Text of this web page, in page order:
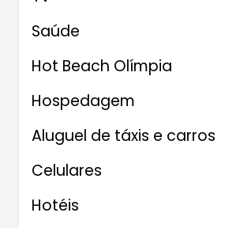
Saúde
Hot Beach Olímpia
Hospedagem
Aluguel de táxis e carros
Celulares
Hotéis